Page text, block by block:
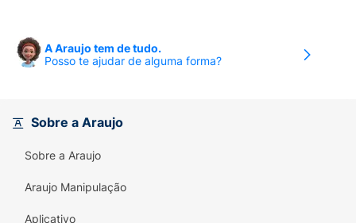
A Araujo tem de tudo.
Posso te ajudar de alguma forma?
Sobre a Araujo
Sobre a Araujo
Araujo Manipulação
Aplicativo